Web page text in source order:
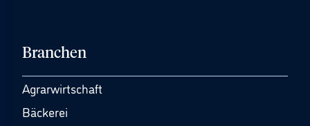
Branchen
Agrarwirtschaft
Bäckerei